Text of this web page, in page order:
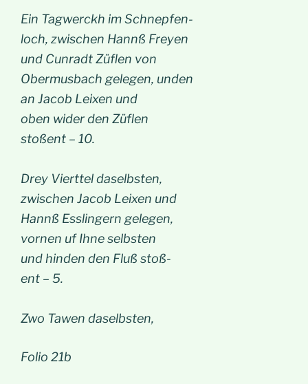
Ein Tagwerckh im Schnepfen-
loch, zwischen Hannß Freyen
und Cunradt Züflen von
Obermusbach gelegen, unden
an Jacob Leixen und
oben wider den Züflen
stoßent – 10.
Drey Vierttel daselbsten,
zwischen Jacob Leixen und
Hannß Esslingern gelegen,
vornen uf Ihne selbsten
und hinden den Fluß stoß-
ent – 5.
Zwo Tawen daselbsten,
Folio 21b